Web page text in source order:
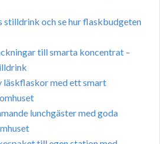
stilldrink och se hur flaskbudgeten
till smarta koncentrat –
läskflaskor med ett smart
lunchgäster med goda